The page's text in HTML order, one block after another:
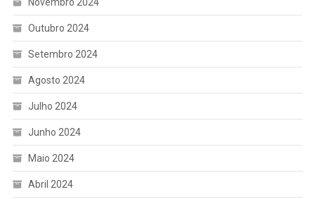
Outubro 2024
Setembro 2024
Agosto 2024
Julho 2024
Junho 2024
Maio 2024
Abril 2024